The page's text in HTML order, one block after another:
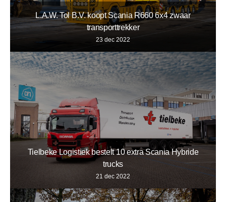
L.A.W. Tol B.V. koopt Scania R660 6x4 zwaar
transporttrekker
23 dec 2022
Tielbeke Logistiek bestelt 10 extra Scania Hybride
trucks
21 dec 2022